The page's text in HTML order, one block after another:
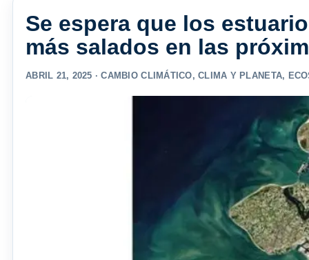
Se espera que los
más salados en las
ABRIL 21, 2025 ·CAMBIO CLIMÁTICO,CLIMA Y PLANETA,